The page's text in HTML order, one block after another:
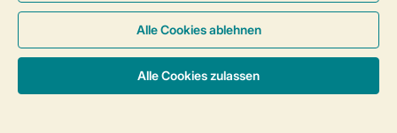
Cookies und Banner
Barrierefreiheit
© 2026 Landal GreenParks GmbH